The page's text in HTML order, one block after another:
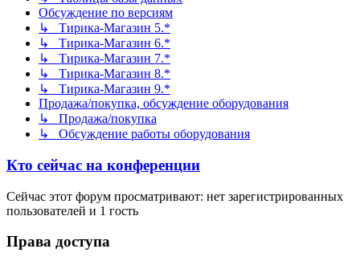
Обсуждение по версиям
↳ Тирика-Магазин 5.*
↳ Тирика-Магазин 6.*
↳ Тирика-Магазин 7.*
↳ Тирика-Магазин 8.*
↳ Тирика-Магазин 9.*
Продажа/покупка, обсуждение оборудования
↳ Продажа/покупка
↳ Обсуждение работы оборудования
Кто сейчас на конференции
Сейчас этот форум просматривают: нет зарегистрированных
пользователей и 1 гость
Права доступа